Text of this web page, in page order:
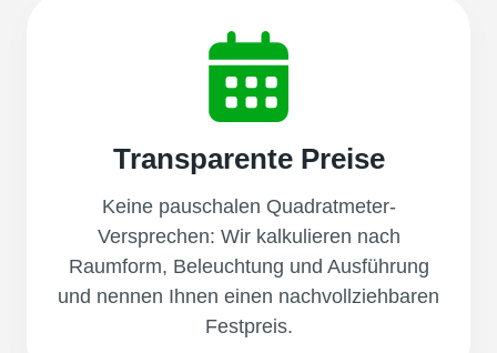
Transparente Preise
Keine pauschalen Quadratmeter-
Versprechen: Wir kalkulieren nach
Raumform, Beleuchtung und Ausführung
und nennen Ihnen einen nachvollziehbaren
Festpreis.